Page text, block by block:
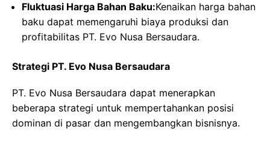
Fluktuasi Harga Bahan Baku:Kenaikan harga bahan
baku dapat memengaruhi biaya produksi dan
profitabilitas PT. Evo Nusa Bersaudara.
Strategi PT. Evo Nusa Bersaudara
PT. Evo Nusa Bersaudara dapat menerapkan
beberapa strategi untuk mempertahankan posisi
dominan di pasar dan mengembangkan bisnisnya.